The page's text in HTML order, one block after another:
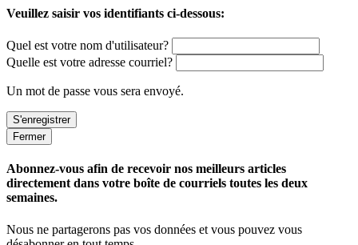
Veuillez saisir vos identifiants ci-dessous:
Quel est votre nom d'utilisateur?
Quelle est votre adresse courriel?
Un mot de passe vous sera envoyé.
Fermer
Abonnez-vous afin de recevoir nos meilleurs articles
directement dans votre boîte de courriels toutes les deux
semaines.
Nous ne partagerons pas vos données et vous pouvez vous